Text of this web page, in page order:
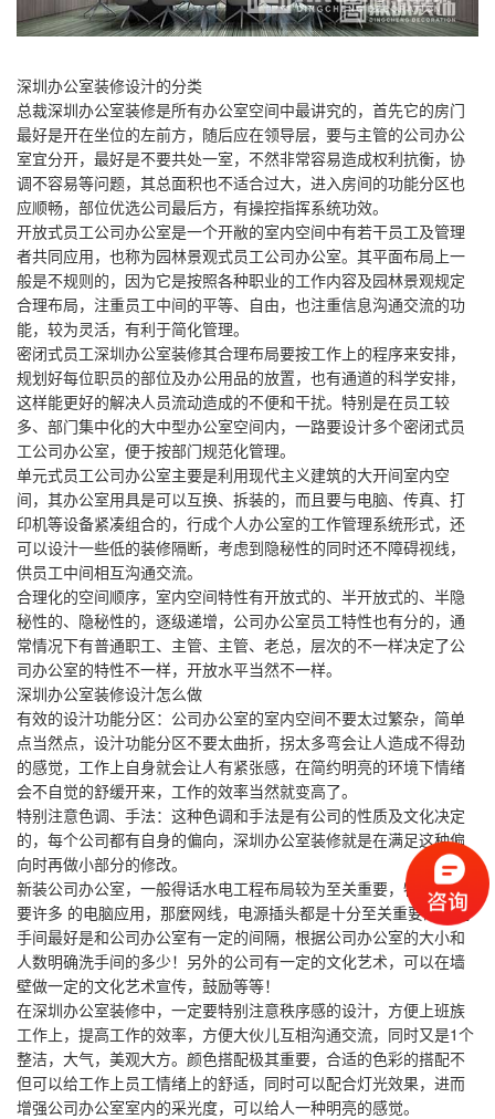
深圳办公室装修设汁的分类
总裁深圳办公室装修是所有办公室空间中最讲究的，首先它的房门
最好是开在坐位的左前方，随后应在领导层，要与主管的公司办公
室宜分开，最好是不要共处一室，不然非常容易造成权利抗衡，协
调不容易等问题，其总面积也不适合过大，进入房间的功能分区也
应顺畅，部位优选公司最后方，有操控指挥系统功效。
开放式员工公司办公室是一个开敝的室内空间中有若干员工及管理
者共同应用，也称为园林景观式员工公司办公室。其平面布局上一
般是不规则的，因为它是按照各种职业的工作内容及园林景观规定
合理布局，注重员工中间的平等、自由，也注重信息沟通交流的功
能，较为灵活，有利于简化管理。
密闭式员工深圳办公室装修其合理布局要按工作上的程序来安排，
规划好每位职员的部位及办公用品的放置，也有通道的科学安排，
这样能更好的解决人员流动造成的不便和干扰。特别是在员工较
多、部门集中化的大中型办公室空间内，一路要设计多个密闭式员
工公司办公室，便于按部门规范化管理。
单元式员工公司办公室主要是利用现代主义建筑的大开间室内空
间，其办公室用具是可以互换、拆装的，而且要与电脑、传真、打
印机等设备紧凑组合的，行成个人办公室的工作管理系统形式，还
可以设汁一些低的装修隔断，考虑到隐秘性的同时还不障碍视线，
供员工中间相互沟通交流。
合理化的空间顺序，室内空间特性有开放式的、半开放式的、半隐
秘性的、隐秘性的，逐级递增，公司办公室员工特性也有分的，通
常情况下有普通职工、主管、主管、老总，层次的不一样决定了公
司办公室的特性不一样，开放水平当然不一样。
深圳办公室装修设汁怎么做
有效的设汁功能分区：公司办公室的室内空间不要太过繁杂，简单
点当然点，设汁功能分区不要太曲折，拐太多弯会让人造成不得劲
的感觉，工作上自身就会让人有紧张感，在简约明亮的环境下情绪
会不自觉的舒缓开来，工作的效率当然就变高了。
特别注意色调、手法：这种色调和手法是有公司的性质及文化决定
的，每个公司都有自身的偏向，深圳办公室装修就是在满足这种偏
向时再做小部分的修改。
新装公司办公室，一般得话水电工程布局较为至关重要，特别是需
要许多 的电脑应用，那麼网线，电源插头都是十分至关重要的！洗
手间最好是和公司办公室有一定的间隔，根据公司办公室的大小和
人数明确洗手间的多少！另外的公司有一定的文化艺术，可以在墙
壁做一定的文化艺术宣传，鼓励等等！
在深圳办公室装修中，一定要特别注意秩序感的设汁，方便上班族
工作上，提高工作的效率，方便大伙儿互相沟通交流，同时又是1个
整洁，大气，美观大方。颜色搭配极其重要，合适的色彩的搭配不
但可以给工作上员工情绪上的舒适，同时可以配合灯光效果，进而
增强公司办公室室内的采光度，可以给人一种明亮的感觉。